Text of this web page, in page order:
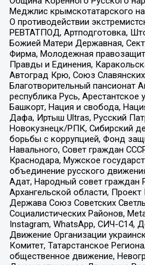
Меджлис крымскотатарского
О противодействии
РЕВТАТПОД, Артподготовка,
Божией Матери Державная,
Фирма, Молодежная
Правды и Единения,
Автоград Крю, Союз
Благотворительный пансионат
республика Русь, Арестантское
Башкорт, Нация и свобода,
Дафа, Иртыш Ultras, Русский
Новокузнецк/РПК, Сибирский
борьбы с коррупцией, Фонд
Навального, Совет граждан
Краснодара, Мужское
объединение русского
Адат, Народный совет граждан
Архангельской области,
Держава Союз Советских
Социалистических Районов,
Instagram, WhatsApp, СИЧ-С14,
Движение Организации
Комитет, Татарстанское
общественное движение,